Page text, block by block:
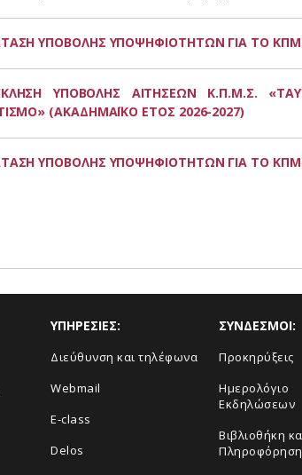
ΥΠΟΒΟΛΗΣ ΥΠΟΨΗΦΙΟΤΗΤΩΝ ΓΙΑ ΤΟ
ΥΠΟΒΟΛΗΣ ΑΙΤΗΣΕΩΝ Κ.Π.Μ.Σ.
(ΑΚΑΔΗΜΑΪΚΟ ΕΤΟΣ 2026-2027)
ΥΠΟΒΟΛΗΣ ΥΠΟΨΗΦΙΟΤΗΤΩΝ ΓΙΑ ΤΟ
ΥΠΗΡΕΣΙΕΣ:
Διεύθυνση και τηλέφωνα
Webmail
E-class
Delos
ΣΥΝΔΕΣΜΟΙ:
Προκηρύξεις
Ημερολόγιο
Εκδηλώσεων
Βιβλιοθήκη